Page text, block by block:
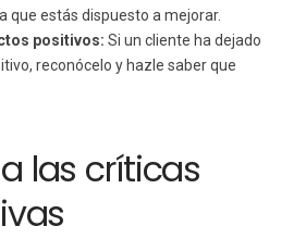
que estás dispuesto a mejorar.
positivos: Si un cliente ha dejado
reconócelo y hazle saber que
las críticas